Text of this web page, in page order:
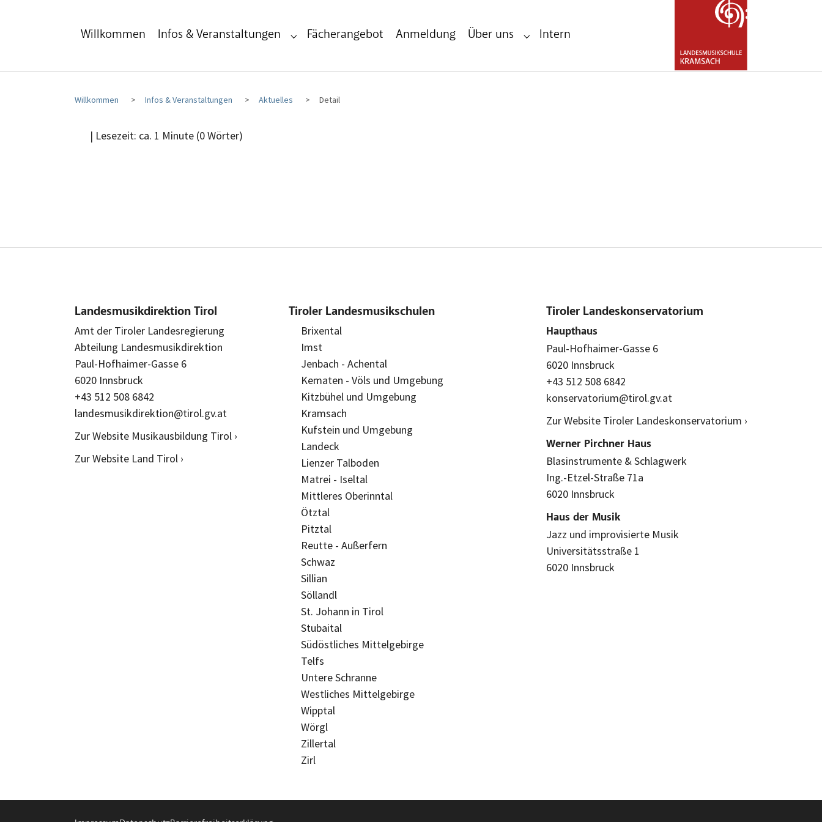
Willkommen Infos & Veranstaltungen Submenu for "Infos & Veranstaltungen"
Fächerangebot Anmeldung Über uns Submenu for "Über uns"
Intern
Willkommen Infos & Veranstaltungen Aktuelles Detail
| Lesezeit: ca. 1 Minute (0 Wörter)
Landesmusikdirektion Tirol
Amt der Tiroler Landesregierung
Abteilung Landesmusikdirektion
Paul-Hofhaimer-Gasse 6
6020 Innsbruck
+43 512 508 6842
landesmusikdirektion@tirol.gv.at
Zur Website Musikausbildung Tirol ›
Zur Website Land Tirol ›
Tiroler Landesmusikschulen
Brixental
Imst
Jenbach - Achental
Kematen - Völs und Umgebung
Kitzbühel und Umgebung
Kramsach
Kufstein und Umgebung
Landeck
Lienzer Talboden
Matrei - Iseltal
Mittleres Oberinntal
Ötztal
Pitztal
Reutte - Außerfern
Schwaz
Sillian
Söllandl
St. Johann in Tirol
Stubaital
Südöstliches Mittelgebirge
Telfs
Untere Schranne
Westliches Mittelgebirge
Wipptal
Wörgl
Zillertal
Zirl
Tiroler Landeskonservatorium
Haupthaus
Paul-Hofhaimer-Gasse 6
6020 Innsbruck
+43 512 508 6842
konservatorium@tirol.gv.at
Zur Website Tiroler Landeskonservatorium ›
Werner Pirchner Haus
Blasinstrumente & Schlagwerk
Ing.-Etzel-Straße 71a
6020 Innsbruck
Haus der Musik
Jazz und improvisierte Musik
Universitätsstraße 1
6020 Innsbruck